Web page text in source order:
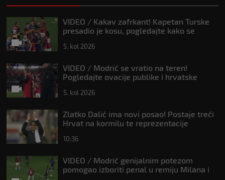
VIDEO / Kakav zafrkant! Kapetan Turske
presadio je kosu, pogledajte kako se
5. kol 2026
VIDEO / Modrić se vratio na teren!
Pogledajte ovacije publike i hrvatske
5. kol 2026
Zlatko Dalić ima novi posao! Postaje treći
Hrvat na kormilu te reprezentacije
10:36
VIDEO / Modrić genijalnim potezom
pomogao izboriti penal u remiju Milana i